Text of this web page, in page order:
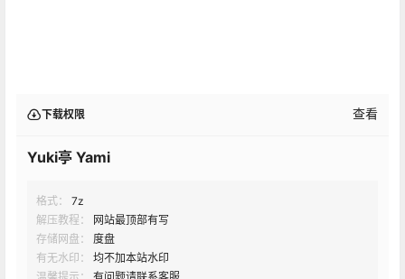
下载权限 查看
Yuki亭 Yami
格式：
7z
解压教程：
网站最顶部有写
存储网盘：
度盘
有无水印：
均不加本站水印